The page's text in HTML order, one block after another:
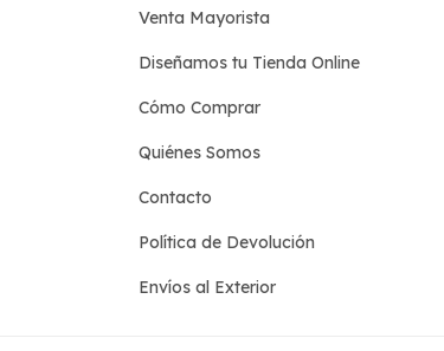
Venta Mayorista
Diseñamos tu Tienda Online
Cómo Comprar
Quiénes Somos
Contacto
Política de Devolución
Envíos al Exterior